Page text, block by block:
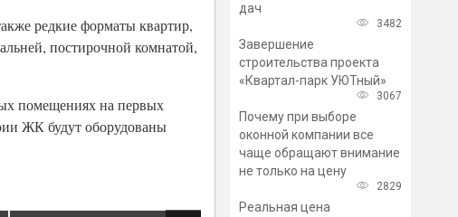
редкие форматы квартир,
постирочной комнатой,
помещениях на первых
ЖК будут оборудованы
дач
3482
Завершение
строительства проекта
«Квартал-парк УЮТный»
3067
Почему при выборе
оконной компании все
чаще обращают внимание
не только на цену
2829
Реальная цена